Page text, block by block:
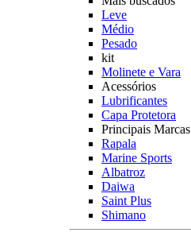
Leve
Médio
Pesado
kit
Molinete e Vara
Acessórios
Lubrificantes
Capa Protetora
Principais Marcas
Rapala
Marine Sports
Albatroz
Daiwa
Saint Plus
Shimano